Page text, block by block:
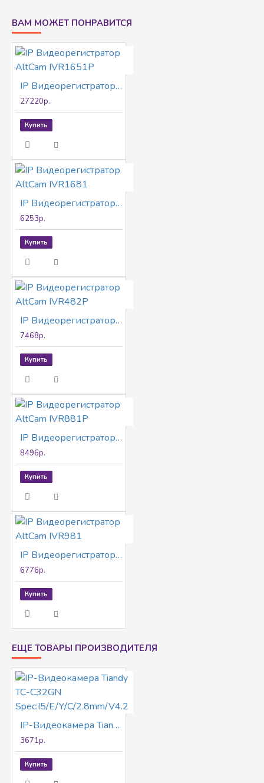
2.0, ANR, N+M
ВАМ МОЖЕТ ПОНРАВИТСЯ
IP Видеорегистратор AltCam IVR1651P
27220р.
Купить
IP Видеорегистратор AltCam IVR1681
6253р.
Купить
IP Видеорегистратор AltCam IVR482P
7468р.
Купить
IP Видеорегистратор AltCam IVR881P
8496р.
Купить
IP Видеорегистратор AltCam IVR981
6776р.
Купить
ЕЩЕ ТОВАРЫ ПРОИЗВОДИТЕЛЯ
IP-Видеокамера Tiandy TC-C32GN Spec:I5/E/Y/C/2.8mm/V4.2
3671р.
Купить